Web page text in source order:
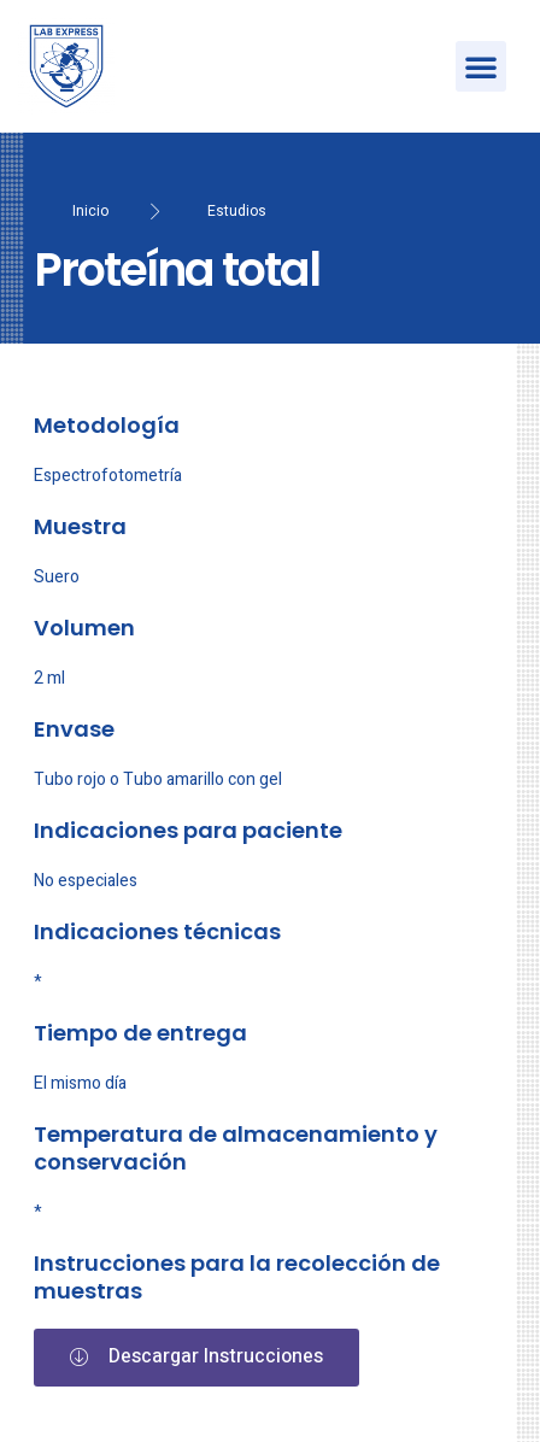
Inicio Estudios
Proteína total
Metodología
Espectrofotometría
Muestra
Suero
Volumen
2 ml
Envase
Tubo rojo o Tubo amarillo con gel
Indicaciones para paciente
No especiales
Indicaciones técnicas
*
Tiempo de entrega
El mismo día
Temperatura de almacenamiento y
conservación
*
Instrucciones para la recolección de
muestras
Descargar Instrucciones